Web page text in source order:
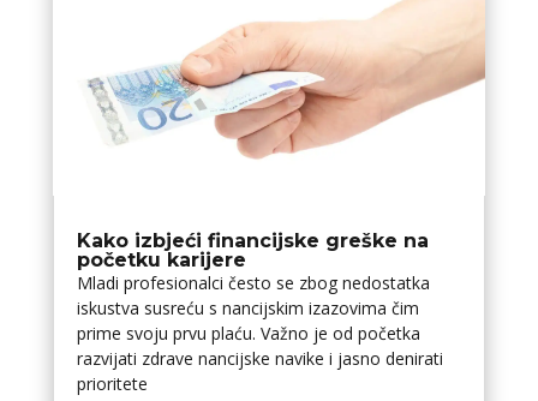
Kako izbjeći financijske greške na
početku karijere
Mladi profesionalci često se zbog nedostatka
iskustva susreću s financijskim izazovima čim
prime svoju prvu plaću. Važno je od početka
razvijati zdrave financijske navike i jasno definirati
prioritete